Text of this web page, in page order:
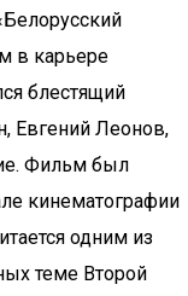
в карьере
блестящий
Евгений Леонов,
Фильм был
кинематографии
одним из
теме Второй